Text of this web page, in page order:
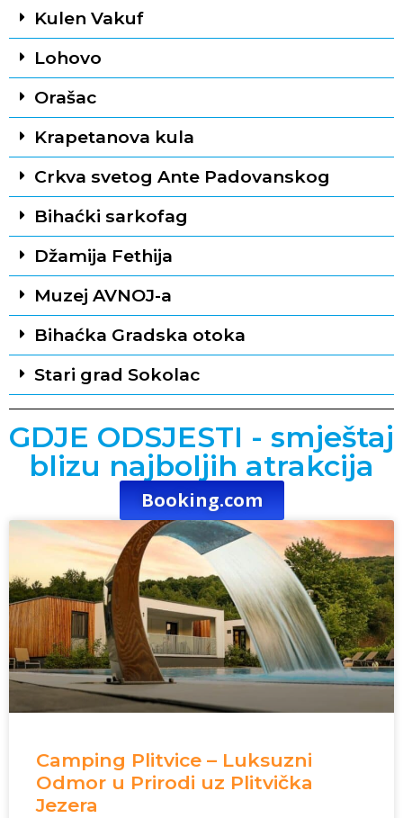
Kulen Vakuf
Lohovo
Orašac
Krapetanova kula
Crkva svetog Ante Padovanskog
Bihaćki sarkofag
Džamija Fethija
Muzej AVNOJ-a
Bihaćka Gradska otoka
Stari grad Sokolac
GDJE ODSJESTI - smještaj
blizu najboljih atrakcija
Booking.com
Camping Plitvice – Luksuzni
Odmor u Prirodi uz Plitvička
Jezera